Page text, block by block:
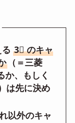
3⃣ のキャ
（＝三菱
か、もしく
は先に決め
以外のキャ